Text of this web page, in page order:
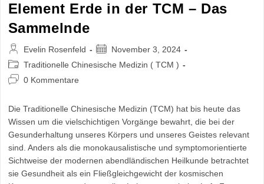
Element Erde in der TCM – Das
Sammelnde
Beitrags-
Autor:
Evelin Rosenfeld
Beitrag
veröffentlicht:
November 3, 2024
Beitrags-
Kategorie:
Traditionelle Chinesische Medizin ( TCM )
Beitrags-0 Kommentare
Die Traditionelle Chinesische Medizin (TCM) hat bis heute das
Wissen um die vielschichtigen Vorgänge bewahrt, die bei der
Gesunderhaltung unseres Körpers und unseres Geistes relevant
sind. Anders als die monokausalistische und symptomorientierte
Sichtweise der modernen abendländischen Heilkunde betrachtet
sie Gesundheit als ein Fließgleichgewicht der kosmischen